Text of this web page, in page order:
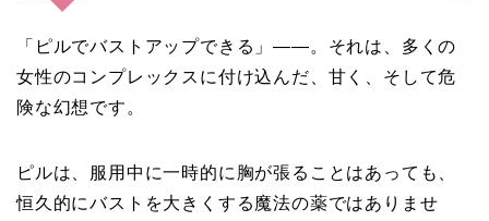
「ピルでバストアップできる」――。それは、多くの
女性のコンプレックスに付け込んだ、甘く、そして危
険な幻想です。
ピルは、服用中に一時的に胸が張ることはあっても、
恒久的にバストを大きくする魔法の薬ではありませ